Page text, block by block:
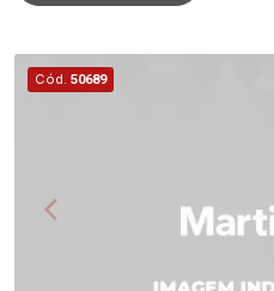
Cód. 50689